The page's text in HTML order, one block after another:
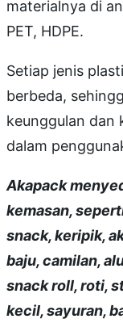
materialnya di
PET, HDPE.
Setiap jenis
berbeda,
keunggulan dan
dalam
Akapack
kemasan,
snack, keripik,
baju, camilan,
snack roll, roti,
kecil, sayuran,